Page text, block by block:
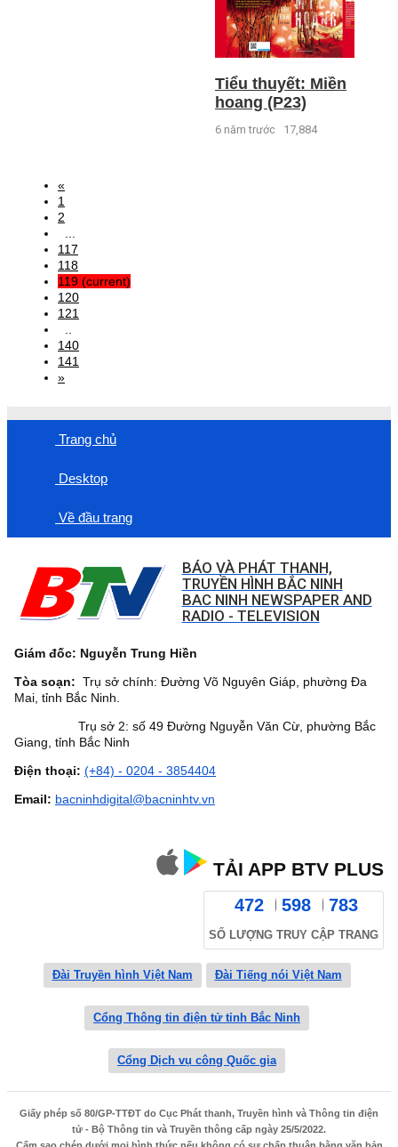
Tiểu thuyết: Miền
hoang (P23)
6 năm trước 17,884
«
1
2
117
118
119 (current)
120
121
140
141
»
Trang chủ
Desktop
Về đầu trang
BÁO VÀ PHÁT THANH,
TRUYỀN HÌNH BẮC NINH
BAC NINH NEWSPAPER AND
RADIO - TELEVISION
Giám đốc: Nguyễn Trung Hiền
Tòa soạn: Trụ sở chính: Đường Võ Nguyên Giáp, phường Đa
Mai, tỉnh Bắc Ninh.
Trụ sở 2: số 49 Đường Nguyễn Văn Cừ, phường Bắc
Giang, tỉnh Bắc Ninh
Điện thoại: (+84) - 0204 - 3854404
Email: bacninhdigital@bacninhtv.vn
TẢI APP BTV PLUS
472 598 783
SỐ LƯỢNG TRUY CẬP TRANG
Đài Truyền hình Việt Nam Đài Tiếng nói Việt Nam
Cổng Thông tin điện tử tỉnh Bắc Ninh
Cổng Dịch vụ công Quốc gia
Giấy phép số 80/GP-TTĐT do Cục Phát thanh, Truyền hình và Thông tin điện
tử - Bộ Thông tin và Truyền thông cấp ngày 25/5/2022.